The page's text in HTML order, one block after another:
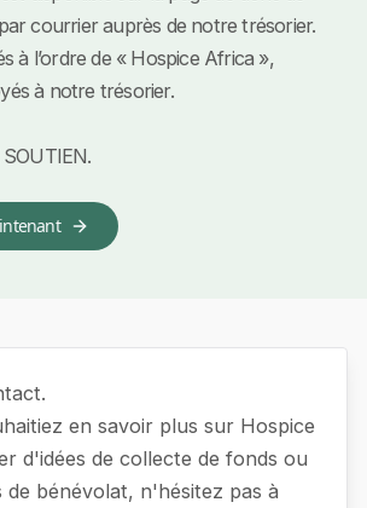
courrier auprès de notre trésorier.
à l’ordre de « Hospice Africa »,
à notre trésorier.
SOUTIEN.
en savoir plus sur Hospice
d'idées de collecte de fonds ou
de bénévolat, n'hésitez pas à